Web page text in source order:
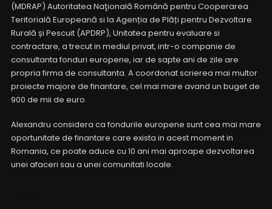
(MDRAP) Autoritatea Naţională Română pentru Cooperarea
Teritorială Europeană si la Agenția de Plăți pentru Dezvoltare
Rurală și Pescuit (APDRP), Unitatea pentru evaluare si
contractare, a trecut in mediul privat, intr-o companie de
consultanta fonduri europene, iar de sapte ani de zile are
propria firma de consultanta. A coordonat scrierea mai multor
proiecte majore de finantare, cel mai mare avand un buget de
900 de mii de euro.
Alexandru considera ca fondurile europene sunt cea mai mare
oportunitate de finantare care exista in acest moment in
Romania, ce poate aduce cu 10 ani mai aproape dezvoltarea
unei afaceri sau a unei comunitati locale.